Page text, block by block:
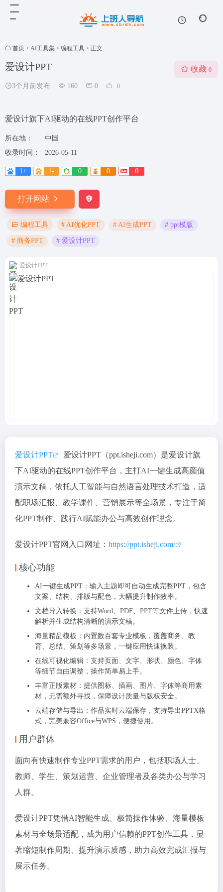
首页 • AI工具集 • 编程工具 • 正文
爱设计PPT
3个月前发布 160 0 0
收藏 0
爱设计旗下AI驱动的在线PPT创作平台
所在地：
中国
收录时间：
2026-05-11
1+ 1- 0 0 0
打开网站
编程工具 # AI优化PPT # AI生成PPT # ppt模版
# 商务PPT # 爱设计PPT
爱设计PPT
爱设计PPT
爱设计PPT（ppt.isheji.com）是爱设计旗
下AI驱动的在线PPT创作平台，主打AI一键生成高颜值
演示文稿，依托人工智能与自然语言处理技术打造，适
配职场汇报、教学课件、营销展示等全场景，专注于简
化PPT制作、践行AI赋能办公与高效创作理念。
爱设计PPT官网入口网址 ： https://ppt.isheji.com/
核心功能
AI一键生成PPT：输入主题即可自动生成完整PPT，包含
文案、结构、排版与配色，大幅提升制作效率。
文档导入转换：支持Word、PDF、PPT等文件上传，快速
解析并生成结构清晰的演示文稿。
海量精品模板：内置数百套专业模板，覆盖商务、教
育、总结、策划等多场景，一键应用快速换装。
在线可视化编辑：支持页面、文字、形状、颜色、字体
等细节自由调整，操作简单易上手。
丰富正版素材：提供图标、插画、图片、字体等商用素
材，无需额外寻找，保障设计质量与版权安全。
云端存储与导出：作品实时云端保存，支持导出PPTX格
式，完美兼容Office与WPS，便捷使用。
用户群体
面向有快速制作专业PPT需求的用户，包括职场人士、
教师、学生、策划运营、企业管理者及各类办公与学习
人群。
爱设计PPT凭借AI智能生成、极简操作体验、海量模板
素材与全场景适配，成为用户信赖的PPT创作工具，显
著缩短制作周期、提升演示质感，助力高效完成汇报与
展示任务。